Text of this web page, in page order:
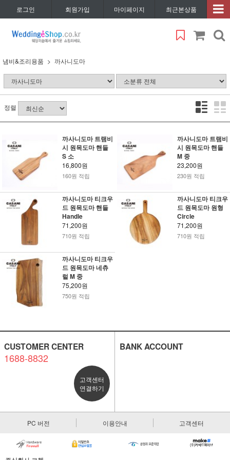
로그인 회원가입 마이페이지 최근본상품
냄비&조리용품 까사니도마
정렬
까사니도마 트램비
시 원목도마 핸들
S 소
16,800원
160원 적립
까사니도마 트램비
시 원목도마 핸들
M 중
23,200원
230원 적립
까사니도마 티크우
드 원목도마 핸들
Handle
71,200원
710원 적립
까사니도마 티크우
드 원목도마 원형
Circle
71,200원
710원 적립
까사니도마 티크우
드 원목도마 네츄
럴 M 중
75,200원
750원 적립
CUSTOMER CENTER
1688-8832
고객센터
연결하기
BANK ACCOUNT
PC 버전 이용안내 고객센터